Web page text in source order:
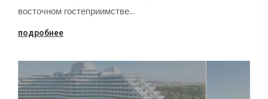
восточном гостеприимстве…
подробнее